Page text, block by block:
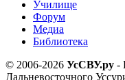
Училище
Форум
Медиа
Библиотека
© 2006-2026 УсСВУ.ру -
Дальневосточного